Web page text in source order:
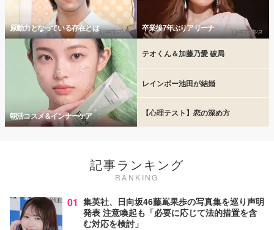
原動力となっている存在とは 卒業後7年ぶりアリーナ
朝活コスメ＆インナーケア
テオくん＆加藤乃愛 破局
レインボー池田が結婚
【心理テスト】恋の深め方
記事ランキング
RANKING
01 集英社、日向坂46藤嶌果歩の写真集を巡り声明
発表 注意喚起も「必要に応じて法的措置を含
む対応を検討」